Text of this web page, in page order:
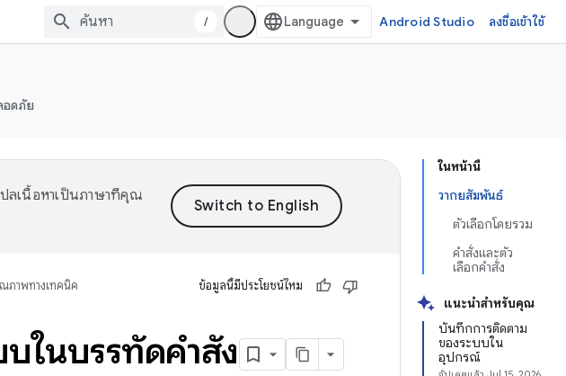
/ Android Studio ลงชื่อเข้าใช้
อดภัย
ในหน้านี้
วากยสัมพันธ์
ตัวเลือกโดยรวม
คำสั่งและตัว
เลือกคำสั่ง
แนะนำสำหรับคุณ
บันทึกการติดตาม
ของระบบใน
อุปกรณ์
ลเนื้อหาเป็นภาษาที่คุณ
ภาพทางเทคนิค ข้อมูลนี้มีประโยชน์ไหม
ในบรรทัดคำสั่ง